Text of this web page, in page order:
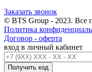
Заказать звонок
© BTS Group - 2023. Все
Политика
Договор - оферта
вход в личный кабинет
Получить код